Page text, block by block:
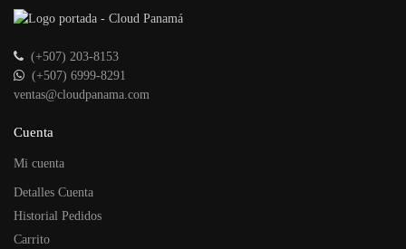
(+507) 203-8153
(+507) 6999-8291
ventas@cloudpanama.com
Cuenta
Mi cuenta
Detalles Cuenta
Historial Pedidos
Carrito